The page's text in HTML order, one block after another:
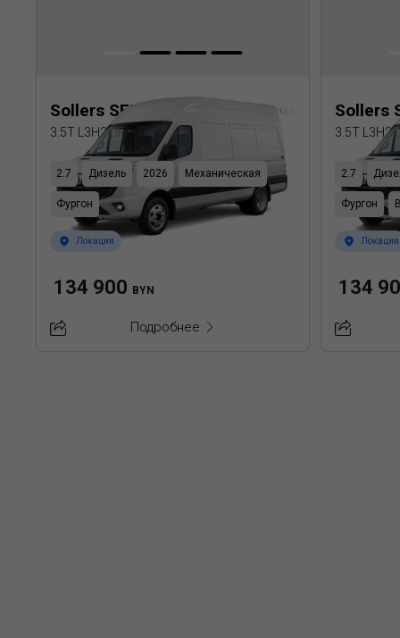
Sollers SF5 Цельнометаллический фургон
3.5T L3H2 DRW
2.7 Дизель 2026 Механическая
Фургон
Локация
134 900 BYN
Подробнее
Sollers
3.5T L3H2
2.7
Фургон
Локация
134